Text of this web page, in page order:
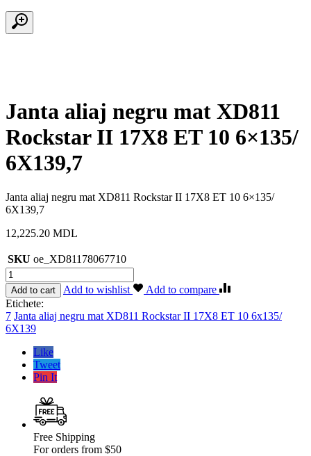
Janta aliaj negru mat XD811
Rockstar II 17X8 ET 10 6×135/
6X139,7
Janta aliaj negru mat XD811 Rockstar II 17X8 ET 10 6×135/
6X139,7
12,225.20 MDL
SKU oe_XD81178067710
Cantitate
Janta
aliaj
negru
mat
XD811
Rockstar
6X139,7
Add to cart Add to wishlist
Add to compare
Etichete:
7 Janta aliaj negru mat XD811 Rockstar II 17X8 ET 10 6x135/
6X139
Like
Tweet
Pin It
Free Shipping
For orders from $50